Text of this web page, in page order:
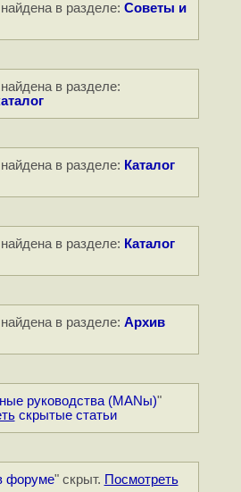
в разделе: Советы и
в разделе:
в разделе: Каталог
в разделе: Каталог
в разделе: Архив
руководства (MANы)"
скрытые статьи
форуме" скрыт. Посмотреть